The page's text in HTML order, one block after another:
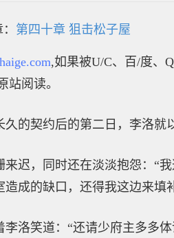
第四十章 狙击松子屋
,如果被U/C、百/度、
站阅读。
的契约后的第二日，李洛就
迟，同时还在淡淡抱怨：“
成的缺口，还得我这边来填
洛笑道：“还请少府主多多体